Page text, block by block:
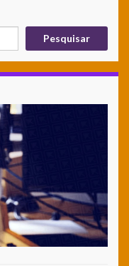
Pesquisar